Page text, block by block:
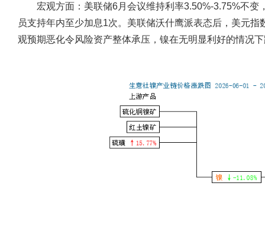
宏观方面：美联储6月会议维持利率3.50%-3.75%不变
员支持年内至少加息1次。美联储沃什鹰派表态后，美元
观预期恶化令风险资产整体承压，镍在无明显利好的情况